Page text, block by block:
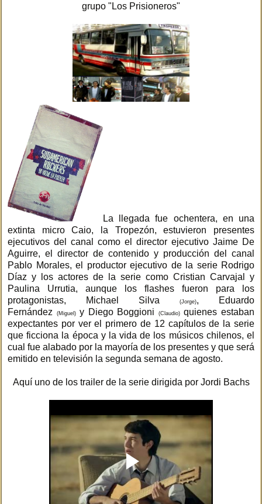
grupo "Los Prisioneros"
La llegada fue ochentera, en una
extinta micro Caio, la Tropezón, estuvieron presentes
ejecutivos del canal como el director ejecutivo Jaime De
Aguirre, el director de contenido y producción del canal
Pablo Morales, el productor ejecutivo de la serie Rodrigo
Díaz y los actores de la serie como Cristian Carvajal y
Paulina Urrutia, aunque los flashes fueron para los
protagonistas, Michael Silva
(Jorge), Eduardo
Fernández
(Miguel)y Diego Boggioni (Claudio)quienes estaban
expectantes por ver el primero de 12 capítulos de la serie
que ficciona la época y la vida de los músicos chilenos, el
cual fue alabado por la mayoría de los presentes y que será
emitido en televisión la segunda semana de agosto.
Aquí uno de los trailer de la serie dirigida por Jordi Bachs